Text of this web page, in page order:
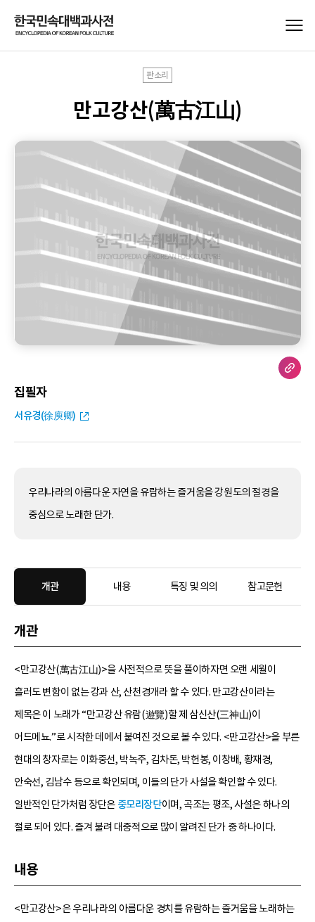
판소리
만고강산(萬古江山)
집필자
서유경(徐庾卿)
우리나라의 아름다운 자연을 유람하는 즐거움을 강원도의 절경을
중심으로 노래한 단가.
개관 내용 특징 및 의의 참고문헌
개관
<만고강산(萬古江山)>을 사전적으로 뜻을 풀이하자면 오랜 세월이
흘러도 변함이 없는 강과 산, 산천경개라 할 수 있다. 만고강산이라는
제목은 이 노래가 “만고강산 유람(遊覽)할 제 삼신산(三神山)이
어드메뇨.”로 시작한 데에서 붙여진 것으로 볼 수 있다. <만고강산>을 부른
현대의 창자로는 이화중선, 박녹주, 김차돈, 박헌봉, 이창배, 황재경,
안숙선, 김남수 등으로 확인되며, 이들의 단가 사설을 확인할 수 있다.
일반적인 단가처럼 장단은 중모리장단이며, 곡조는 평조, 사설은 하나의
절로 되어 있다. 즐겨 불려 대중적으로 많이 알려진 단가 중 하나이다.
내용
<만고강산>은 우리나라의 아름다운 경치를 유람하는 즐거움을 노래하는